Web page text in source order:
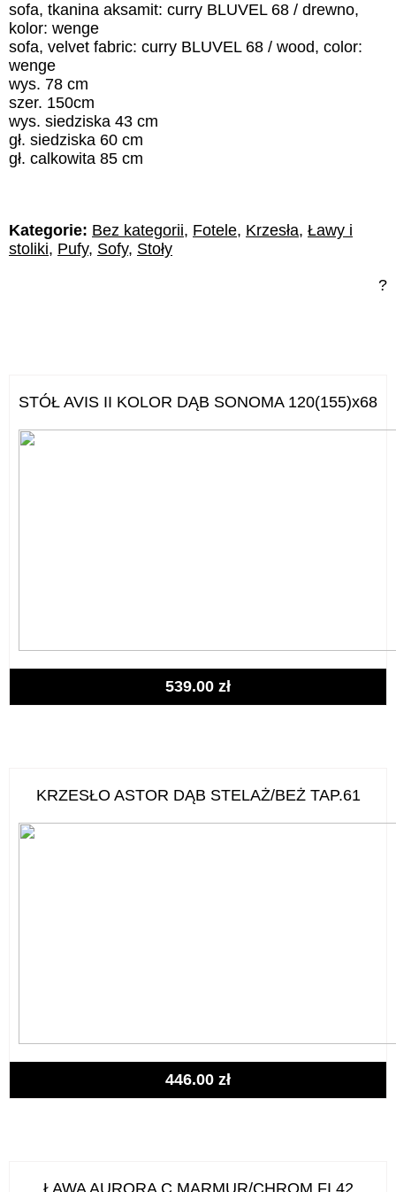
sofa, tkanina aksamit: curry BLUVEL 68 / drewno,
kolor: wenge
sofa, velvet fabric: curry BLUVEL 68 / wood, color:
wenge
wys. 78 cm
szer. 150cm
wys. siedziska 43 cm
gł. siedziska 60 cm
gł. calkowita 85 cm
Kategorie: Bez kategorii, Fotele, Krzesła, Ławy i
stoliki, Pufy, Sofy, Stoły
?
STÓŁ AVIS II KOLOR DĄB SONOMA 120(155)x68
539.00 zł
KRZESŁO ASTOR DĄB STELAŻ/BEŻ TAP.61
446.00 zł